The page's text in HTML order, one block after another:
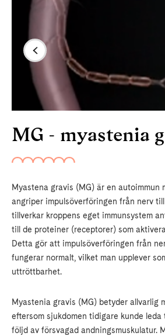
MG - myastenia
Myastena gravis (MG) är en autoimmun
angriper impulsöverföringen från nerv till
tillverkar kroppens eget immunsystem
till de proteiner (receptorer) som
Detta gör att impulsöverföringen från
fungerar normalt, vilket man upplever
uttröttbarhet.
Myastenia gravis (MG) betyder allvarlig
eftersom sjukdomen tidigare kunde leda
följd av försvagad andningsmuskulatur.